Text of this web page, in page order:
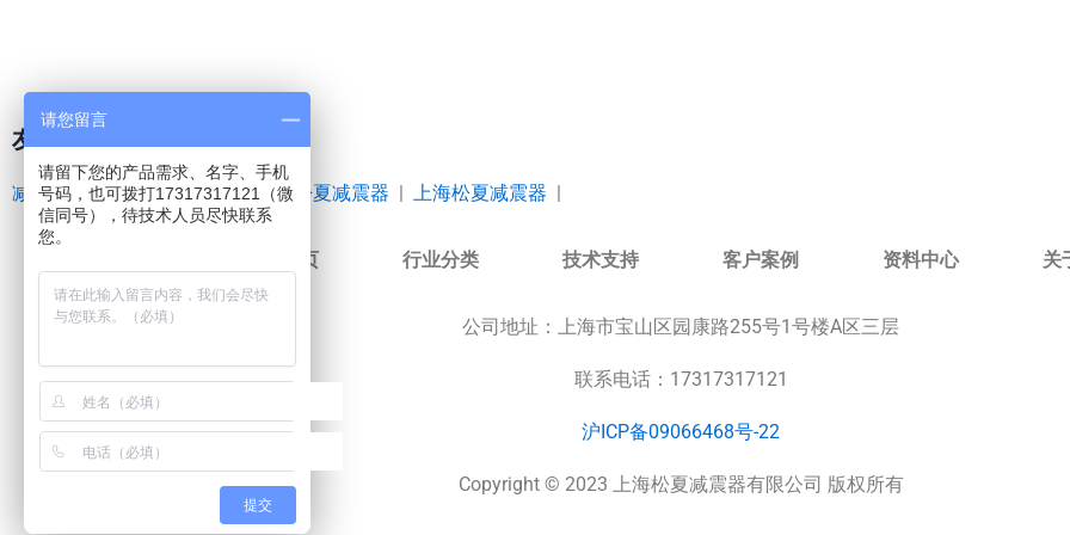
友情链接
减震器|空气弹簧|橡胶接头 | 松夏减震器 上海松夏减震器
网站首页 行业分类 技术支持 客户案例 资料中心 关
公司地址： 上海市宝山区园康路255号1号楼A区三层
联系电话：17317317121
沪ICP备09066468号-22
Copyright © 2023 上海松夏减震器有限公司 版权所有
请您留言
请留下您的产品需求、名字、手机
号码，也可拨打17317317121（微
信同号），待技术人员尽快联系
您。
提交